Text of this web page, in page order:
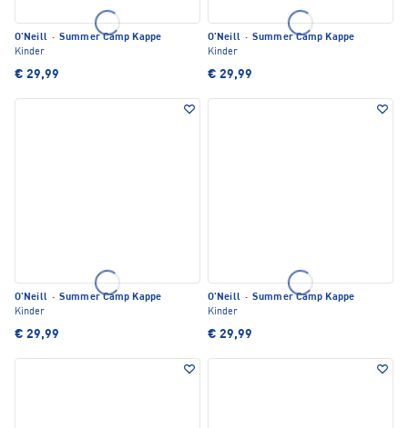
O'Neill · Summer Camp Kappe
Kinder
€ 29,99
O'Neill · Summer Camp Kappe
Kinder
€ 29,99
O'Neill · Summer Camp Kappe
Kinder
€ 29,99
O'Neill · Summer Camp Kappe
Kinder
€ 29,99